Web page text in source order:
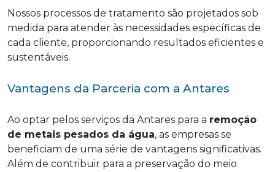
Nossos processos de tratamento são projetados sob
medida para atender às necessidades específicas de
cada cliente, proporcionando resultados eficientes e
sustentáveis.
Vantagens da Parceria com a Antares
Ao optar pelos serviços da Antares para a remoção
de metais pesados da água, as empresas se
beneficiam de uma série de vantagens significativas.
Além de contribuir para a preservação do meio